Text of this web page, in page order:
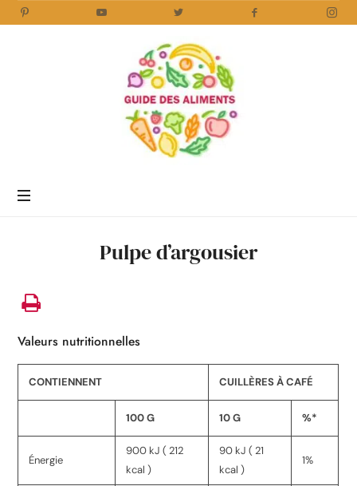
Aliments
www.guidedesaliments.comPulpe d’argousier
Valeurs nutritionnelles
CONTIENNENT CUILLÈRES À CAFÉ
100 G 10 G %*
Énergie
900 kJ ( 212
kcal )
90 kJ ( 21
kcal )
1%